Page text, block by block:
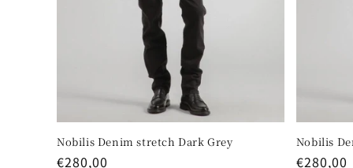
Nobilis Denim stretch Dark Grey
Regular
€280,00
Nobilis
Regular
€280,00